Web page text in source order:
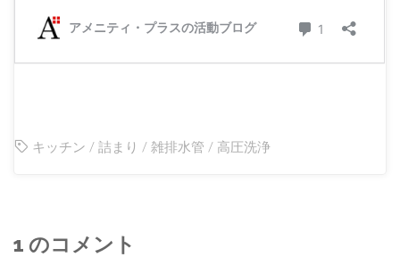
キッチン / 詰まり / 雑排水管 / 高圧洗浄
1 のコメント